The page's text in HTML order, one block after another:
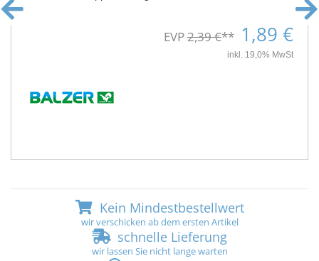
EVP2,39 €** 1,89 €
inkl. 19,0% MwSt
Kein Mindestbestellwert
wir verschicken ab dem ersten Artikel
schnelle Lieferung
wir lassen Sie nicht lange warten